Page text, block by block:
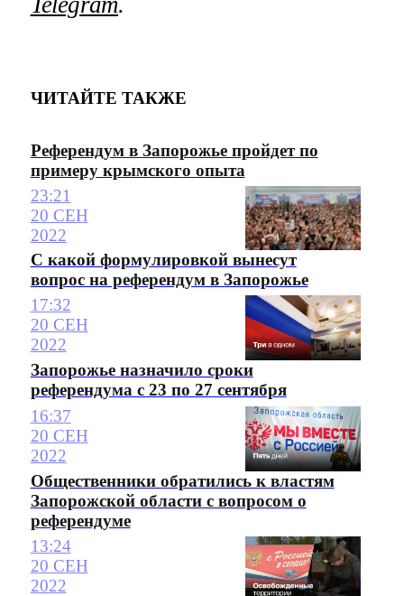
ЧИТАЙТЕ ТАКЖЕ
Референдум в Запорожье пройдет по
примеру крымского опыта
23:21
20 СЕН
2022
С какой формулировкой вынесут
вопрос на референдум в Запорожье
17:32
20 СЕН
2022
Запорожье назначило сроки
референдума с 23 по 27 сентября
16:37
20 СЕН
2022
Общественники обратились к властям
Запорожской области с вопросом о
референдуме
13:24
20 СЕН
2022